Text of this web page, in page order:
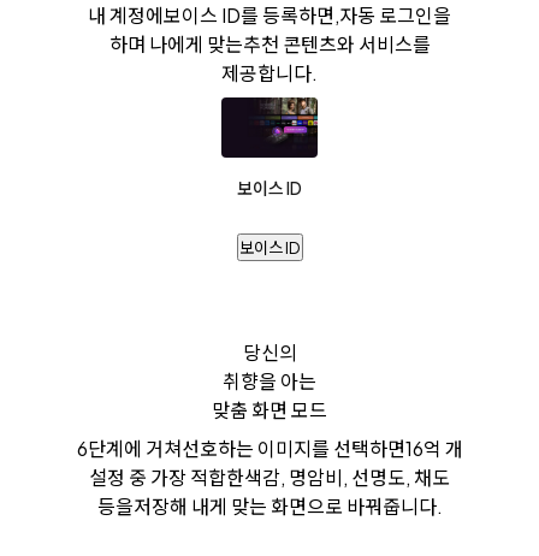
내 계정에보이스 ID를 등록하면,자동 로그인을
하며 나에게 맞는추천 콘텐츠와 서비스를
제공합니다.
보이스 ID
보이스 ID
당신의
취향을 아는
맞춤 화면 모드
6단계에 거쳐선호하는 이미지를 선택하면16억 개
설정 중 가장 적합한색감, 명암비, 선명도, 채도
등을저장해 내게 맞는 화면으로 바꿔줍니다.